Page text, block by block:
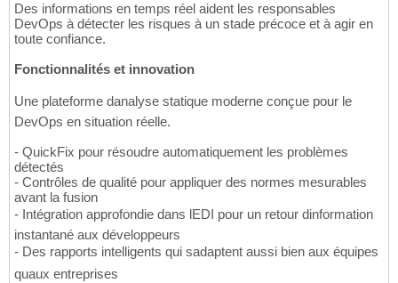
Des informations en temps réel aident les responsables
DevOps à détecter les risques à un stade précoce et à agir en
toute confiance.
Fonctionnalités et innovation
Une plateforme danalyse statique moderne conçue pour le
DevOps en situation réelle.
- QuickFix pour résoudre automatiquement les problèmes
détectés
- Contrôles de qualité pour appliquer des normes mesurables
avant la fusion
- Intégration approfondie dans lEDI pour un retour dinformation
instantané aux développeurs
- Des rapports intelligents qui sadaptent aussi bien aux équipes
quaux entreprises